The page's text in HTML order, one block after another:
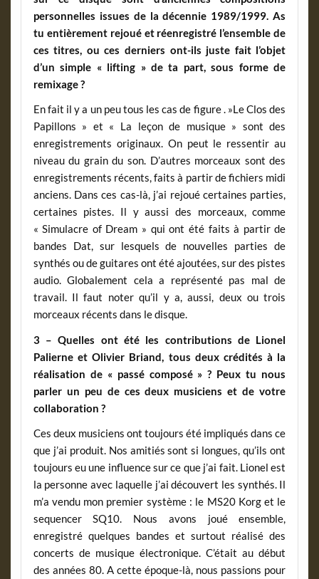
personnelles issues de la décennie 1989/1999. As
tu entièrement rejoué et réenregistré l’ensemble de
ces titres, ou ces derniers ont-ils juste fait l’objet
d’un simple « lifting » de ta part, sous forme de
remixage ?
En fait il y a un peu tous les cas de figure . »Le Clos des
Papillons » et « La leçon de musique » sont des
enregistrements originaux. On peut le ressentir au
niveau du grain du son. D’autres morceaux sont des
enregistrements récents, faits à partir de fichiers midi
anciens. Dans ces cas-là, j’ai rejoué certaines parties,
certaines pistes. Il y aussi des morceaux, comme
« Simulacre of Dream » qui ont été faits à partir de
bandes Dat, sur lesquels de nouvelles parties de
synthés ou de guitares ont été ajoutées, sur des pistes
audio. Globalement cela a représenté pas mal de
travail. Il faut noter qu’il y a, aussi, deux ou trois
morceaux récents dans le disque.
3 – Quelles ont été les contributions de Lionel
Palierne et Olivier Briand, tous deux crédités à la
réalisation de « passé composé » ? Peux tu nous
parler un peu de ces deux musiciens et de votre
collaboration ?
Ces deux musiciens ont toujours été impliqués dans ce
que j’ai produit. Nos amitiés sont si longues, qu’ils ont
toujours eu une influence sur ce que j’ai fait. Lionel est
la personne avec laquelle j’ai découvert les synthés. Il
m’a vendu mon premier système : le MS20 Korg et le
sequencer SQ10. Nous avons joué ensemble,
enregistré quelques bandes et surtout réalisé des
concerts de musique électronique. C’était au début
des années 80. A cette époque-là, nous passions pour